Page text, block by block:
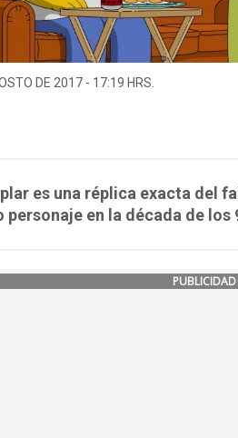
DE 2017 - 17:19 HRS.
es una réplica exacta del
personaje en la década de
PUBLICIDAD